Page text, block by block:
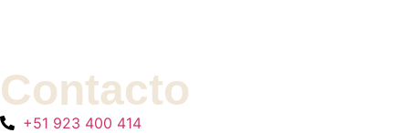
Contacto
+51 923 400 414